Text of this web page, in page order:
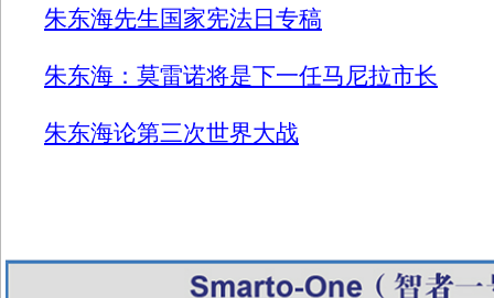
朱东海先生国家宪法日专稿
朱东海：莫雷诺将是下一任马尼拉市长
朱东海论第三次世界大战